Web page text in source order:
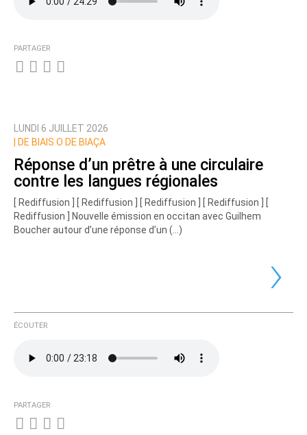
›
PARTAGER
LUNDI 6 JUILLET 2026
DE BIAIS O DE BIAÇA
Réponse d’un prêtre à une circulaire
contre les langues régionales
[ Rediffusion ] [ Rediffusion ] [ Rediffusion ] [ Rediffusion ] [
Rediffusion ] Nouvelle émission en occitan avec Guilhem
Boucher autour d’une réponse d’un (…)
ÉCOUTER
PARTAGER